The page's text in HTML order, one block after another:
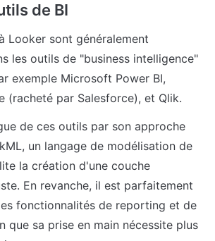
de BI
Looker sont généralement
les outils de "business intelligence"
exemple Microsoft Power BI,
(racheté par Salesforce), et Qlik.
de ces outils par son approche
un langage de modélisation de
la création d'une couche
En revanche, il est parfaitement
fonctionnalités de reporting et de
que sa prise en main nécessite plus